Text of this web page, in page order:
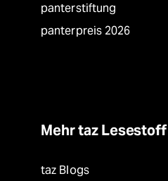
panterstiftung
panterpreis 2026
Mehr taz Lesestoff
taz Blogs